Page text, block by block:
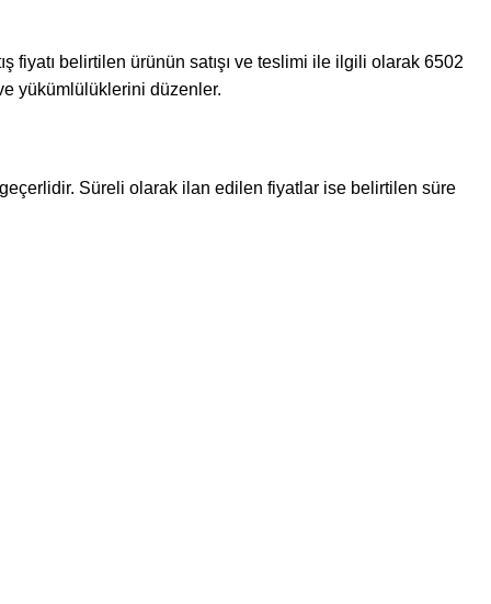
fiyatı belirtilen ürünün satışı ve teslimi ile ilgili olarak 6502
yükümlülüklerini düzenler.
Süreli olarak ilan edilen fiyatlar ise belirtilen süre